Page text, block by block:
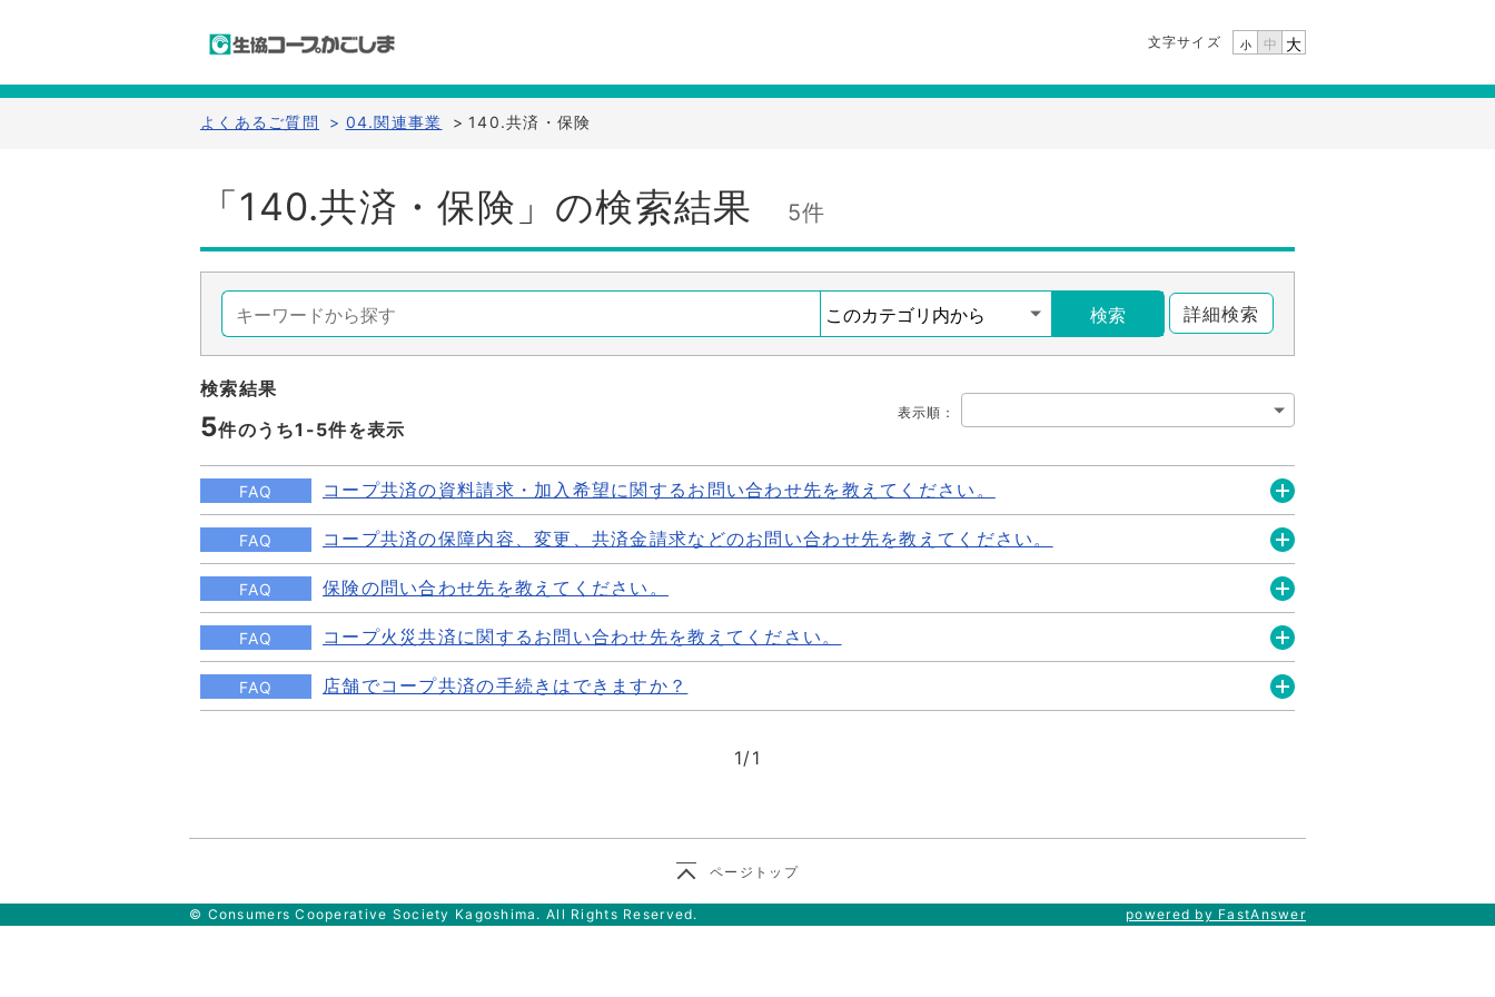
文字サイズ 小 中 大
よくあるご質問 > 04.関連事業 > 140.共済・保険
「140.共済・保険」の検索結果 5件
検索 詳細検索
検索結果
5件のうち1-5件を表示
表示順 ：
FAQ
コープ共済の資料請求・加入希望に関するお問い合わせ先を教えてください。
開
く
FAQ
コープ共済の保障内容、変更、共済金請求などのお問い合わせ先を教えてください。
開
く
FAQ
保険の問い合わせ先を教えてください。
開
く
FAQ
コープ火災共済に関するお問い合わせ先を教えてください。
開
く
FAQ
店舗でコープ共済の手続きはできますか？
開
1/1
ページトップ
powered by FastAnswer
© Consumers Cooperative Society Kagoshima. All Rights Reserved.